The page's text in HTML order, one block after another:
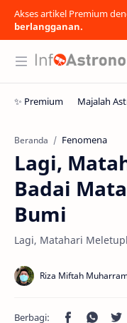
Akses artikel Premium
berlangganan.
Beranda Fenomena
Lagi,
Badai
Bumi
Lagi, Matahari